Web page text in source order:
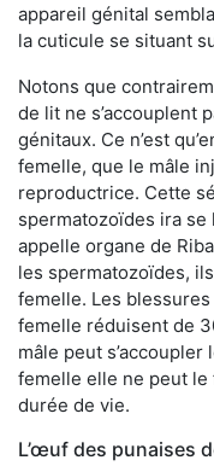
appareil génital
la cuticule se situant
Notons que
de lit ne s’accouplent
génitaux. Ce n’est
femelle, que le mâle
reproductrice. Cette
spermatozoïdes ira se
appelle organe de
les spermatozoïdes,
femelle. Les blessures
femelle réduisent de
mâle peut
femelle elle ne peut le
durée de vie.
L’œuf des punaises